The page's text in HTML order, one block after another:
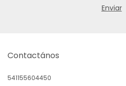
Contactános
541155604450